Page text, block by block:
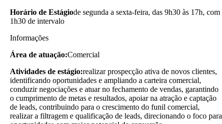
Horário de Estágiode segunda a sexta-feira, das 9h30 às 17h, com
1h30 de intervalo
Informações
Área de atuação:Comercial
Atividades de estágio:realizar prospecção ativa de novos clientes,
identificando oportunidades e ampliando a carteira comercial,
conduzir negociações e atuar no fechamento de vendas, garantindo
o cumprimento de metas e resultados, apoiar na atração e captação
de leads, contribuindo para o crescimento do funil comercial,
realizar a filtragem e qualificação de leads, direcionando o foco para